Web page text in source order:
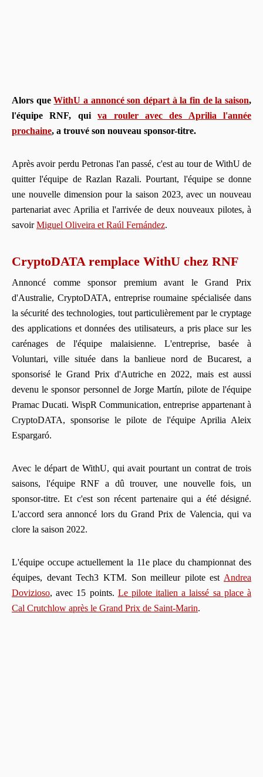
Alors queWithU a annoncé son départ à la fin de la saison,
l'équipe RNF, quiva rouler avec des Aprilia l'année
prochaine, a trouvé son nouveau sponsor-titre.
Après avoir perdu Petronas l'an passé, c'est au tour de WithU de
quitter l'équipe de Razlan Razali. Pourtant, l'équipe se donne
une nouvelle dimension pour la saison 2023, avec un nouveau
partenariat avec Aprilia et l'arrivée de deux nouveaux pilotes, à
savoirMiguel Oliveira et Raúl Fernández.
CryptoDATA remplace WithU chez RNF
Annoncé comme sponsor premium avant le Grand Prix
d'Australie, CryptoDATA, entreprise roumaine spécialisée dans
la sécurité des technologies, tout particulièrement par le cryptage
des applications et données des utilisateurs, a pris place sur les
carénages de l'équipe malaisienne. L'entreprise, basée à
Voluntari, ville située dans la banlieue nord de Bucarest, a
sponsorisé le Grand Prix d'Autriche en 2022, mais est aussi
devenu le sponsor personnel de Jorge Martín, pilote de l'équipe
Pramac Ducati. WispR Communication, entreprise appartenant à
CryptoDATA, sponsorise le pilote de l'équipe Aprilia Aleix
Espargaró.
Avec le départ de WithU, qui avait pourtant un contrat de trois
saisons, l'équipe RNF a dû trouver, une nouvelle fois, un
sponsor-titre. Et c'est son récent partenaire qui a été désigné.
L'accord sera annoncé lors du Grand Prix de Valencia, qui va
clore la saison 2022.
L'équipe occupe actuellement la 11e place du championnat des
équipes, devant Tech3 KTM. Son meilleur pilote est Andrea
Dovizioso, avec 15 points. Le pilote italien a laissé sa place à
Cal Crutchlow après le Grand Prix de Saint-Marin.